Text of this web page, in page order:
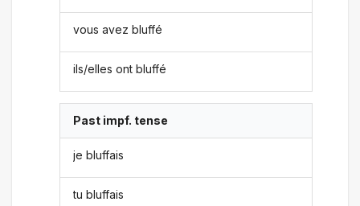
vous avez bluffé
ils/elles ont bluffé
Past impf. tense
je bluffais
tu bluffais